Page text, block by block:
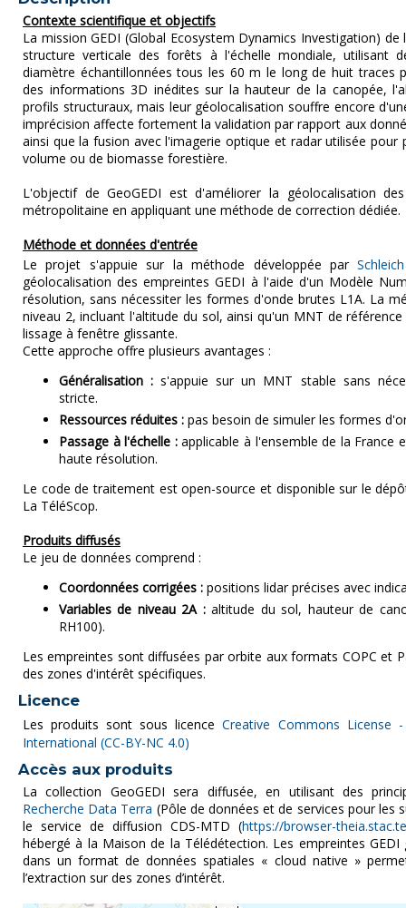
Contexte scientifique et objectifs
La mission GEDI (Global Ecosystem Dynamics Investigation)
structure verticale des forêts à l'échelle mondiale, utilisant
diamètre échantillonnées tous les 60 m le long de huit traces
des informations 3D inédites sur la hauteur de la canopée,
profils structuraux, mais leur géolocalisation souffre encore
imprécision affecte fortement la validation par rapport aux
ainsi que la fusion avec l'imagerie optique et radar utilisée pour
volume ou de biomasse forestière.
L'objectif de GeoGEDI est d'améliorer la géolocalisation
métropolitaine en appliquant une méthode de correction dédiée.
Méthode et données d'entrée
Le projet s'appuie sur la méthode développée par
géolocalisation des empreintes GEDI à l'aide d'un Modèle
résolution, sans nécessiter les formes d'onde brutes L1A. La
niveau 2, incluant l'altitude du sol, ainsi qu'un MNT de
lissage à fenêtre glissante.
Cette approche offre plusieurs avantages :
Généralisation : s'appuie sur un MNT stable sans
stricte.
Ressources réduites : pas besoin de simuler les formes
Passage à l'échelle :applicable à l'ensemble de la France
haute résolution.
Le code de traitement est open-source et disponible sur le
La TéléScop.
Produits diffusés
Le jeu de données comprend :
Coordonnées corrigées : positions lidar précises avec
Variables de niveau 2A :altitude du sol, hauteur de
RH100).
Les empreintes sont diffusées par orbite aux formats COPC et
des zones d'intérêt spécifiques.
Licence
Les produits sont sous licenceCreative Commons License
International (CC-BY-NC 4.0)
Accès aux produits
La collection GeoGEDI sera diffusée, en utilisant des
Recherche Data Terra (Pôle de données et de services pour les
le service de diffusion CDS-MTD (https://browser-
hébergé à la Maison de la Télédétection. Les empreintes
dans un format de données spatiales « cloud native »
l’extraction sur des zones d’intérêt.